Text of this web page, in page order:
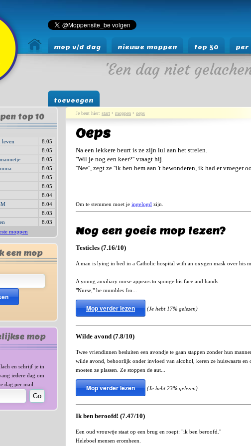
mop v/d dag nieuwe moppen top 50 per
toevoegen
'Een dag niet
top 10
leven
8.05
8.05
8.05
8.05
8.05
8.05
8.04
8.04
8.03
8.03
moppen
een mop
mop
en schrijf je in
iedere dag om
dag per mail.
Je bent hier: start • moppen • oeps
Oeps
Na een lekkere beurt is ze zijn lul aan het strelen.
''Wil je nog een keer?'' vraagt hij.
''Nee'', zegt ze ''ik ben hem aan 't bewonderen, ik had er vroeger
Om te stemmen moet je ingelogd zijn.
Nog een goeie mop lezen?
Testicles (7.16/10)
A man is lying in bed in a Catholic hospital with an oxygen mask over his
A young auxiliary nurse appears to sponge his face and hands.
"Nurse," he mumbles fro...
Mop verder lezen (Je hebt 17% gelezen)
Wilde avond (7.8/10)
Twee vriendinnen besluiten een avondje te gaan stappen zonder hun
wilde avond, behoorlijk onder invloed van alcohol, keren ze huiswaarts en
moeten ze plassen. Ze stoppen de aut...
Mop verder lezen (Je hebt 23% gelezen)
Ik ben beroofd! (7.47/10)
Een oud vrouwtje staat op een brug en roept: "ik ben beroofd."
Heleboel mensen eromheen.